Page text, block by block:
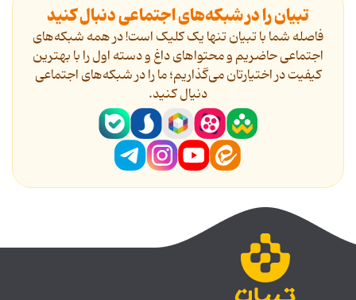
تبیان را در شبکه‌های اجتماعی دنبال کنید
فاصله شما با تبیان تنها یک کلیک است! در همه شبکه‌های
اجتماعی حاضریم و محتواهای داغ و دسته اول را با بهترین
کیفیت در اختیارتان می‌گذاریم؛ ما را در شبکه‌های اجتماعی
دنیال کنید.